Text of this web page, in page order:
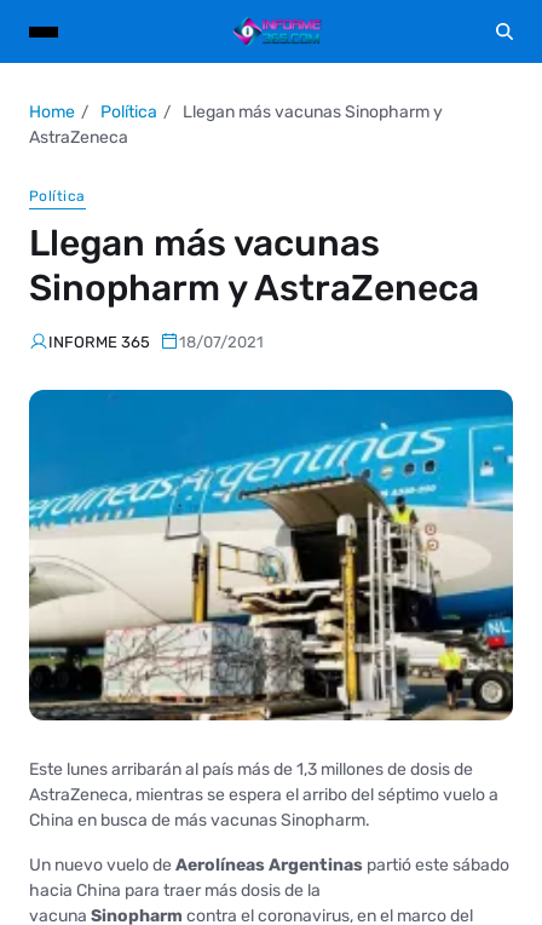
Home Política
Llegan más vacunas Sinopharm y
AstraZeneca
Política
Llegan más vacunas
Sinopharm y AstraZeneca
INFORME 365 18/07/2021
Este lunes arribarán al país más de 1,3 millones de dosis de
AstraZeneca, mientras se espera el arribo del séptimo vuelo a
China en busca de más vacunas Sinopharm.
Un nuevo vuelo de Aerolíneas Argentinas partió este sábado
hacia China para traer más dosis de la
vacuna Sinopharm contra el coronavirus, en el marco del